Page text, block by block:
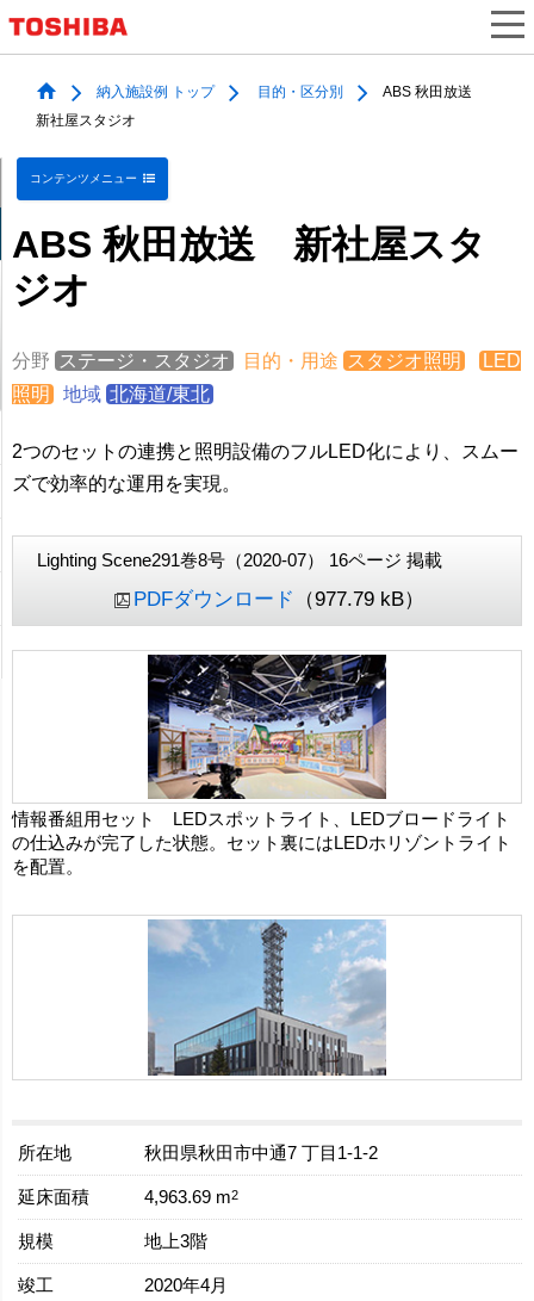
納入施設例 トップ 目的・区分別
ABS 秋田放送
新社屋スタジオ
コンテンツメニュー
ABS 秋田放送 新社屋スタ
ジオ
分野 ステージ・スタジオ 目的・用途 スタジオ照明
LED
照明
地域 北海道/東北
2つのセットの連携と照明設備のフルLED化により、スムー
ズで効率的な運用を実現。
Lighting Scene291巻8号（2020-07） 16ページ 掲載
PDFダウンロード （977.79 kB）
情報番組用セット LEDスポットライト、LEDブロードライト
の仕込みが完了した状態。セット裏にはLEDホリゾントライト
を配置。
所在地 秋田県秋田市中通7 丁目1-1-2
延床面積 4,963.69 m2
規模 地上3階
竣工 2020年4月